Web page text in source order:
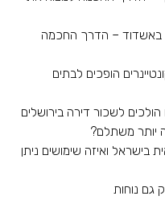
באשדוד – הדרך החכמה
הופכים לבתים
יותר משתלם?
ואיזה שימושים ניתן
גם נוחות